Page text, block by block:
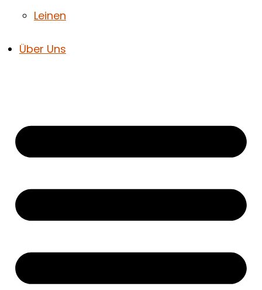
Leinen
Über Uns